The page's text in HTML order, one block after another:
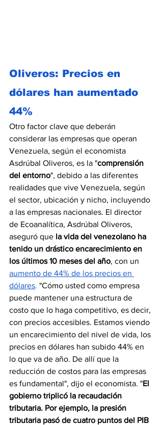
Oliveros: Precios en
dólares han aumentado
44%
Otro factor clave que deberán
considerar las empresas que operan
Venezuela, según el economista
Asdrúbal Oliveros, es la "comprensión
del entorno", debido a las diferentes
realidades que vive Venezuela, según
el sector, ubicación y nicho, incluyendo
a las empresas nacionales. El director
de Ecoanalítica, Asdrúbal Oliveros,
aseguró que la vida del venezolano ha
tenido un drástico encarecimiento en
los últimos 10 meses del año, con un
aumento de 44% de los precios en
dólares. "Cómo usted como empresa
puede mantener una estructura de
costo que lo haga competitivo, es decir,
con precios accesibles. Estamos viendo
un encarecimiento del nivel de vida, los
precios en dólares han subido 44% en
lo que va de año. De allí que la
reducción de costos para las empresas
es fundamental", dijo el economista. "El
gobierno triplicó la recaudación
tributaria. Por ejemplo, la presión
tributaria pasó de cuatro puntos del PIB